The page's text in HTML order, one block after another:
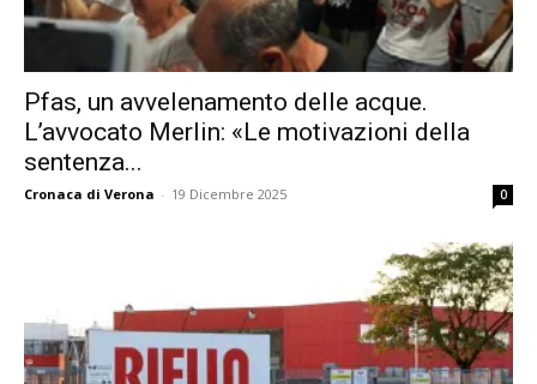
Pfas, un avvelenamento delle acque.
L’avvocato Merlin: «Le motivazioni della
sentenza...
Cronaca di Verona - 19 Dicembre 2025 0